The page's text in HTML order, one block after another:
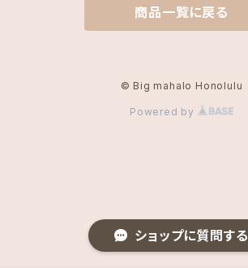
ショップに質問する
KAI COFFEE カイコーヒー
Kate Spade ケイトスペード
Olive&Oliverオリーブ＆オリバー
商品一覧に戻る
© Big mahalo Honolulu
Powered by